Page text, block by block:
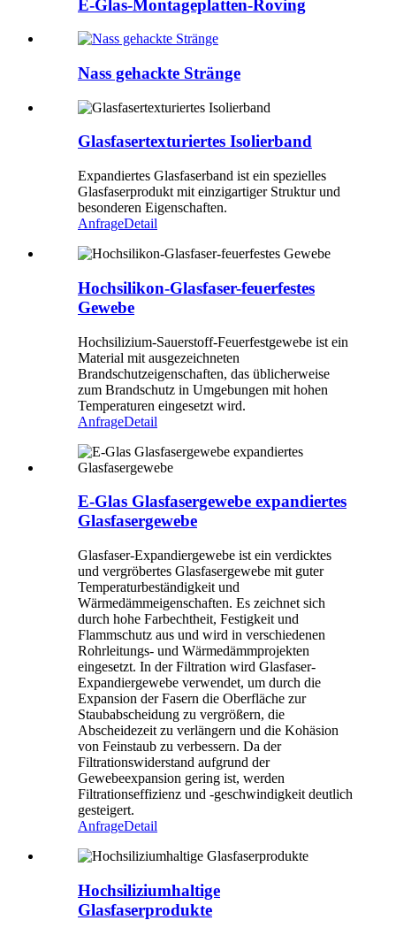
E-Glas-Montageplatten-Roving
Nass gehackte Stränge
Glasfasertexturiertes Isolierband
Expandiertes Glasfaserband ist ein spezielles
Glasfaserprodukt mit einzigartiger Struktur und
besonderen Eigenschaften.
AnfrageDetail
Hochsilikon-Glasfaser-feuerfestes
Gewebe
Hochsilizium-Sauerstoff-Feuerfestgewebe ist ein
Material mit ausgezeichneten
Brandschutzeigenschaften, das üblicherweise
zum Brandschutz in Umgebungen mit hohen
Temperaturen eingesetzt wird.
AnfrageDetail
E-Glas Glasfasergewebe expandiertes
Glasfasergewebe
Glasfaser-Expandiergewebe ist ein verdicktes
und vergröbertes Glasfasergewebe mit guter
Temperaturbeständigkeit und
Wärmedämmeigenschaften. Es zeichnet sich
durch hohe Farbechtheit, Festigkeit und
Flammschutz aus und wird in verschiedenen
Rohrleitungs- und Wärmedämmprojekten
eingesetzt. In der Filtration wird Glasfaser-
Expandiergewebe verwendet, um durch die
Expansion der Fasern die Oberfläche zur
Staubabscheidung zu vergrößern, die
Abscheidezeit zu verlängern und die Kohäsion
von Feinstaub zu verbessern. Da der
Filtrationswiderstand aufgrund der
Gewebeexpansion gering ist, werden
Filtrationseffizienz und -geschwindigkeit deutlich
gesteigert.
AnfrageDetail
Hochsiliziumhaltige
Glasfaserprodukte